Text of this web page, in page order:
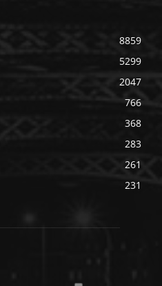
8859
5299
2047
766
368
283
261
231